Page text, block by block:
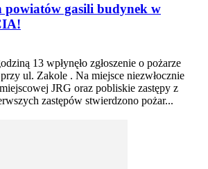
powiatów gasili budynek w
13 wpłynęło zgłoszenie o pożarze
ul. Zakole . Na miejsce niezwłocznie
JRG oraz pobliskie zastępy z
zastępów stwierdzono pożar...